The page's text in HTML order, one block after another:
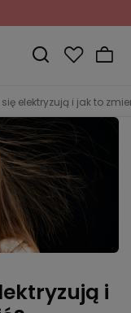
elektryzują i jak to
i